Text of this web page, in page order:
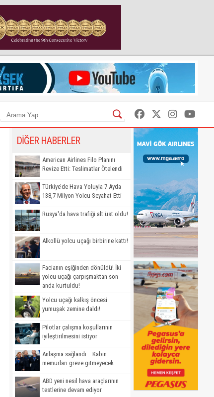
DİĞER HABERLER
American Airlines Filo Planını
Revize Etti: Teslimatlar Ötelendi
Türkiye’de Hava Yoluyla 7 Ayda
138,7 Milyon Yolcu Seyahat Etti
Rusya'da hava trafiği alt üst oldu!
Alkollü yolcu uçağı birbirine kattı!
Facianın eşiğinden dönüldü! İki
yolcu uçağı çarpışmaktan son
anda kurtuldu!
Yolcu uçağı kalkış öncesi
yumuşak zemine daldı!
Pilotlar çalışma koşullarının
iyileştirilmesini istiyor
Anlaşma sağlandı... Kabin
memurları greve gitmeyecek
ABD yeni nesil hava araçlarının
testlerine devam ediyor